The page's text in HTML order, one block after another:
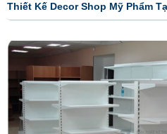
Thiết Kế Decor Shop Mỹ Phẩm